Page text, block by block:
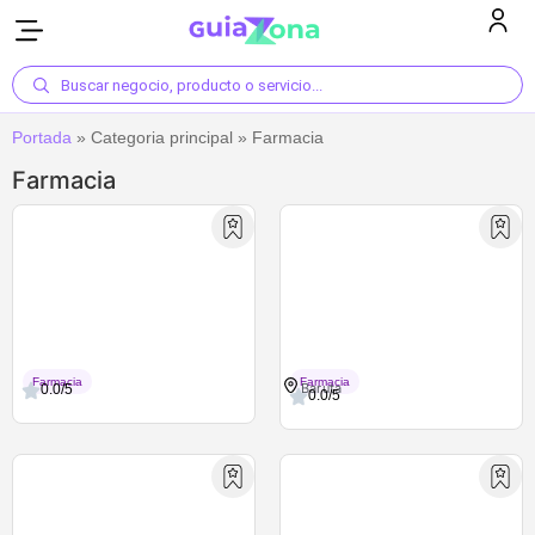
Buscar negocio, producto o servicio...
Portada » Categoria principal » Farmacia
Farmacia
Farmacia
0.0/5 Farmacia
Baruta
0.0/5